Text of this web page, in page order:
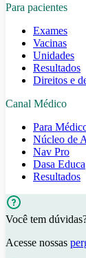
Para pacientes
Exames
Vacinas
Unidades
Resultados
Direitos e
Canal Médico
Para
Núcleo de
Nav Pro
Dasa Educa
Resultados
Você tem
Acesse nossas